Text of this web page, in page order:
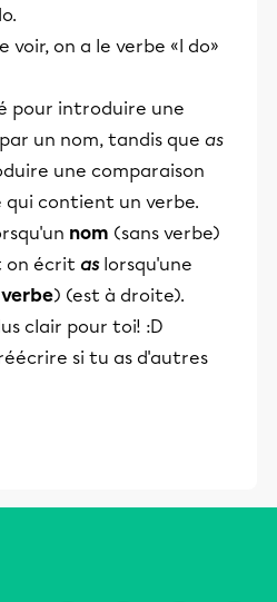
voir, on a le verbe «I do»
pour introduire une
un nom, tandis que as
une comparaison
qui contient un verbe.
nom (sans verbe)
on écrit aslorsqu'une
verbe) (est à droite).
clair pour toi! :D
si tu as d'autres